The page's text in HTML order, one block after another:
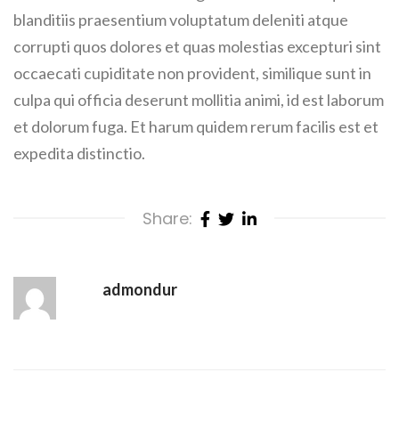
blanditiis praesentium voluptatum deleniti atque
corrupti quos dolores et quas molestias excepturi sint
occaecati cupiditate non provident, similique sunt in
culpa qui officia deserunt mollitia animi, id est laborum
et dolorum fuga. Et harum quidem rerum facilis est et
expedita distinctio.
Share:
admondur